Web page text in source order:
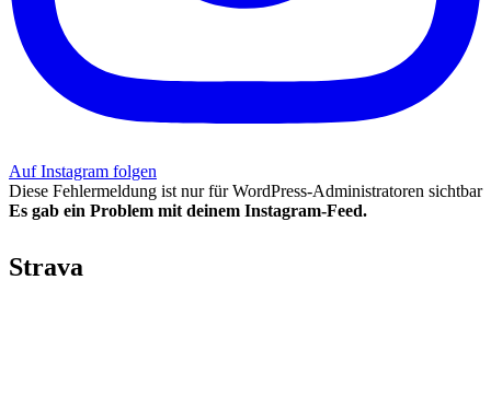
Auf Instagram folgen
Diese Fehlermeldung ist nur für WordPress-Administratoren sichtbar
Es gab ein Problem mit deinem Instagram-Feed.
Strava